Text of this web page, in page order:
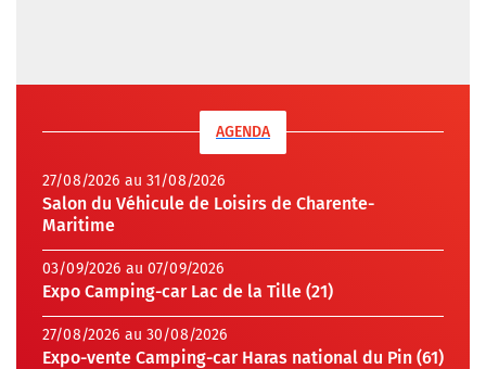
AGENDA
27/08/2026 au 31/08/2026
Salon du Véhicule de Loisirs de Charente-
Maritime
03/09/2026 au 07/09/2026
Expo Camping-car Lac de la Tille (21)
27/08/2026 au 30/08/2026
Expo-vente Camping-car Haras national du Pin (61)